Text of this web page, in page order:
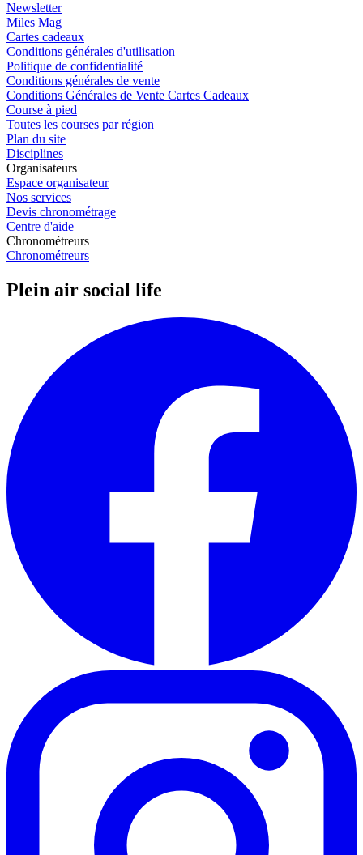
Newsletter
Miles Mag
Cartes cadeaux
Conditions générales d'utilisation
Politique de confidentialité
Conditions générales de vente
Conditions Générales de Vente Cartes Cadeaux
Course à pied
Toutes les courses par région
Plan du site
Disciplines
Organisateurs
Espace organisateur
Nos services
Devis chronométrage
Centre d'aide
Chronométreurs
Chronométreurs
Plein air social life